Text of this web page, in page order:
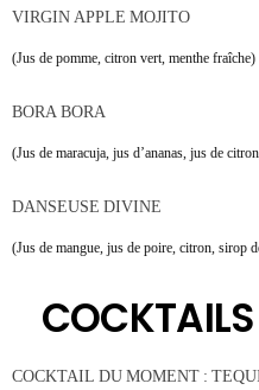
VIRGIN APPLE MOJITO
(Jus de pomme, citron vert, menthe fraîche)
BORA BORA
(Jus de maracuja, jus d’ananas, jus de
DANSEUSE DIVINE
(Jus de mangue, jus de poire, citron, sirop
COCKTAIL DU MOMENT :